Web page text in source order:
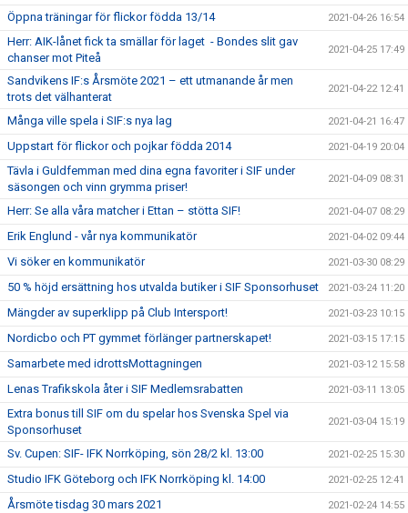
Öppna träningar för flickor födda 13/14 2021-04-26 16:54
Herr: AIK-lånet fick ta smällar för laget - Bondes slit gav
chanser mot Piteå
2021-04-25 17:49
Sandvikens IF:s Årsmöte 2021 – ett utmanande år men
trots det välhanterat
2021-04-22 12:41
Många ville spela i SIF:s nya lag 2021-04-21 16:47
Uppstart för flickor och pojkar födda 2014 2021-04-19 20:04
Tävla i Guldfemman med dina egna favoriter i SIF under
säsongen och vinn grymma priser!
2021-04-09 08:31
Herr: Se alla våra matcher i Ettan – stötta SIF! 2021-04-07 08:29
Erik Englund - vår nya kommunikatör 2021-04-02 09:44
Vi söker en kommunikatör 2021-03-30 08:29
50 % höjd ersättning hos utvalda butiker i SIF Sponsorhuset 2021-03-24 11:20
Mängder av superklipp på Club Intersport! 2021-03-23 10:15
Nordicbo och PT gymmet förlänger partnerskapet! 2021-03-15 17:15
Samarbete med idrottsMottagningen 2021-03-12 15:58
Lenas Trafikskola åter i SIF Medlemsrabatten 2021-03-11 13:05
Extra bonus till SIF om du spelar hos Svenska Spel via
Sponsorhuset
2021-03-04 15:19
Sv. Cupen: SIF- IFK Norrköping, sön 28/2 kl. 13:00 2021-02-25 15:30
Studio IFK Göteborg och IFK Norrköping kl. 14:00 2021-02-25 12:41
Årsmöte tisdag 30 mars 2021 2021-02-24 14:55